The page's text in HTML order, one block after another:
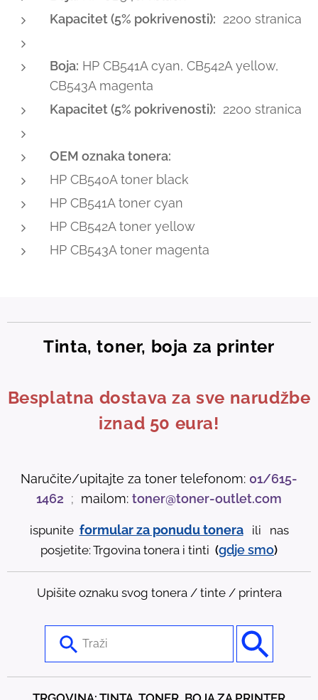
Kapacitet (5% pokrivenosti): 2200 stranica
Boja: HP CB541A cyan, CB542A yellow,
CB543A magenta
Kapacitet (5% pokrivenosti): 2200 stranica
OEM oznaka tonera:
HP CB540A toner black
HP CB541A toner cyan
HP CB542A toner yellow
HP CB543A toner magenta
Tinta, toner, boja za printer
Besplatna dostava za sve narudžbe
iznad 50 eura!
Naručite/upitajte za toner telefonom: 01/615-
1462 ; mailom: toner@toner-outlet.com
ispunite formular za ponudu tonera
ili nas
posjetite: Trgovina tonera i tinti (gdjesmo)
Upišite oznaku svog tonera / tinte / printera
t